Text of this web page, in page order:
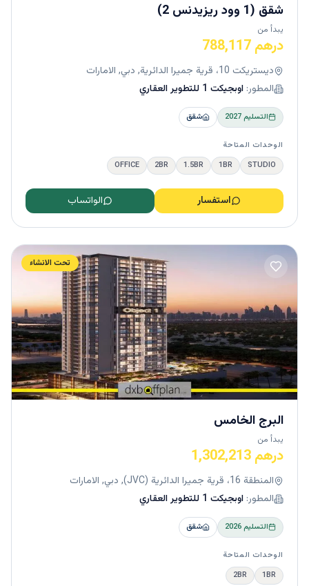
شقق (1 وود ريزيدنس 2)
يبدأ من
درهم 788,117
ديستريكت 10، قرية جميرا الدائرية, دبي, الامارات
المطور: اوبجيكت 1 للتطوير العقاري
التسليم2027 شقق
الوحدات المتاحة
STUDIO
1BR
1.5BR
2BR
OFFICE
استفسار الواتساب
تحت الانشاء
البرج الخامس
يبدأ من
درهم 1,302,213
المنطقة 16، قرية جميرا الدائرية (JVC), دبي, الامارات
المطور: اوبجيكت 1 للتطوير العقاري
التسليم2026 شقق
الوحدات المتاحة
1BR
2BR